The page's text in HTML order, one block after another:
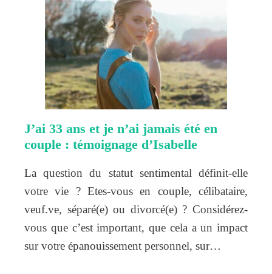
J’ai 33 ans et je n’ai jamais été en
couple : témoignage d’Isabelle
La question du statut sentimental définit-elle
votre vie ? Etes-vous en couple, célibataire,
veuf.ve, séparé(e) ou divorcé(e) ? Considérez-
vous que c’est important, que cela a un impact
sur votre épanouissement personnel, sur…